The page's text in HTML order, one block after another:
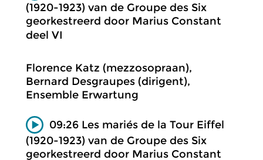
(1920-1923) van de Groupe des Six
georkestreerd door Marius Constant
deel VI
Florence Katz (mezzosopraan),
Bernard Desgraupes (dirigent),
Ensemble Erwartung
09:26 Les mariés de la Tour Eiffel
(1920-1923) van de Groupe des Six
georkestreerd door Marius Constant